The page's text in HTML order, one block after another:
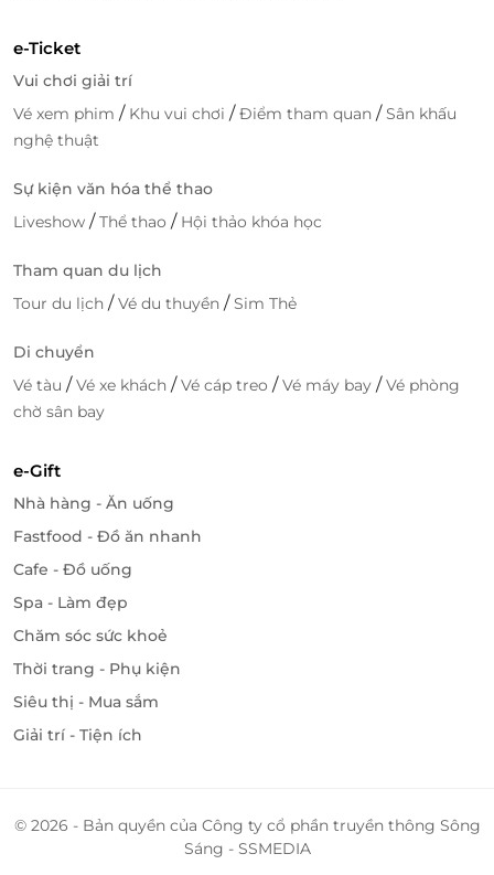
e-Ticket
Vui chơi giải trí
Vé xem phim / Khu vui chơi /Điểm tham quan /Sân khấu
nghệ thuật
Sự kiện văn hóa thể thao
Liveshow /Thể thao / Hội thảo khóa học
Tham quan du lịch
Tour du lịch /Vé du thuyền /Sim Thẻ
Di chuyển
Vé tàu /Vé xe khách /Vé cáp treo /Vé máy bay /Vé phòng
chờ sân bay
e-Gift
Nhà hàng - Ăn uống
Fastfood - Đồ ăn nhanh
Cafe - Đồ uống
Spa - Làm đẹp
Chăm sóc sức khoẻ
Thời trang - Phụ kiện
Siêu thị - Mua sắm
Giải trí - Tiện ích
© 2026 - Bản quyền của Công ty cổ phần truyền thông Sông
Sáng - SSMEDIA